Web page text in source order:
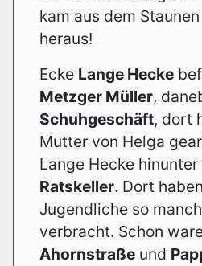
kam aus dem
heraus!
Ecke Lange Hecke
Metzger Müller,
Schuhgeschäft, dort
Mutter von Helga
Lange Hecke
Ratskeller. Dort
Jugendliche so
verbracht. Schon
Ahornstraße und